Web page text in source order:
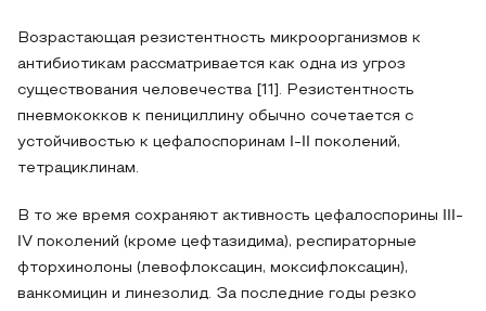
Возрастающая резистентность микроорганизмов к
антибиотикам рассматривается как одна из угроз
существования человечества [11]. Резистентность
пневмококков к пенициллину обычно сочетается с
устойчивостью к цефалоспоринам Ι-ΙΙ поколений,
тетрациклинам.
В то же время сохраняют активность цефалоспорины ΙΙΙ-
ΙV поколений (кроме цефтазидима), респираторные
фторхинолоны (левофлоксацин, моксифлоксацин),
ванкомицин и линезолид. За последние годы резко